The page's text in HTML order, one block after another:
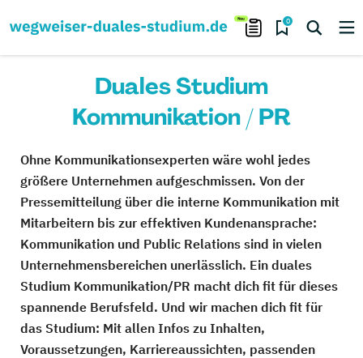
0
Duales Studium
Kommunikation / PR
Ohne Kommunikationsexperten wäre wohl jedes
größere Unternehmen aufgeschmissen. Von der
Pressemitteilung über die interne Kommunikation mit
Mitarbeitern bis zur effektiven Kundenansprache:
Kommunikation und Public Relations sind in vielen
Unternehmensbereichen unerlässlich. Ein duales
Studium Kommunikation/PR macht dich fit für dieses
spannende Berufsfeld. Und wir machen dich fit für
das Studium: Mit allen Infos zu Inhalten,
Voraussetzungen, Karriereaussichten, passenden